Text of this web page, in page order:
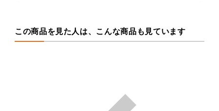
この商品を見た人は、こんな商品も見ています